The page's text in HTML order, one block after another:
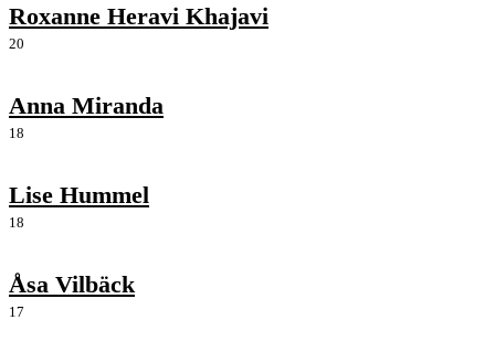
Roxanne Heravi Khajavi
20
Anna Miranda
18
Lise Hummel
18
Åsa Vilbäck
17